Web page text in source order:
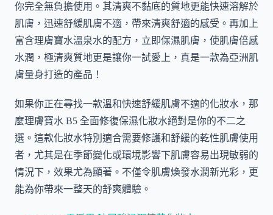
你完全無負擔使用。其清爽不黏底的質地更能快速溶解於
肌膚，迅速舒緩肌膚不適，帶來清爽舒適的感受。再加上
富含理膚寶水溫泉水的配方，立即保濕肌膚，使肌膚倍感
水潤，極清爽質地更是讓你一試愛上，真是一款為亞洲肌
膚量身打造的產品！
如果你正在尋找一款溫和快速舒緩肌膚不適的化妝水，那
麼理膚寶水 B5 全面修復保濕化妝水絕對是你的不二之
選。這款化妝水特別適合需要修護和舒緩的乾性肌膚使用
者，尤其是在季節變化或環境影響下肌膚容易出現敏弱的
情況下，效果尤為顯著。不僅令肌膚煥發水潤新光彩，更
能為你帶來一整天的舒爽體驗。